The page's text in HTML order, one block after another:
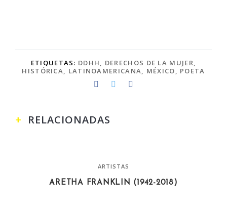
ETIQUETAS: DDHH, DERECHOS DE LA MUJER,
HISTÓRICA, LATINOAMERICANA, MÉXICO, POETA
RELACIONADAS
ARTISTAS
ARETHA FRANKLIN (1942-2018)